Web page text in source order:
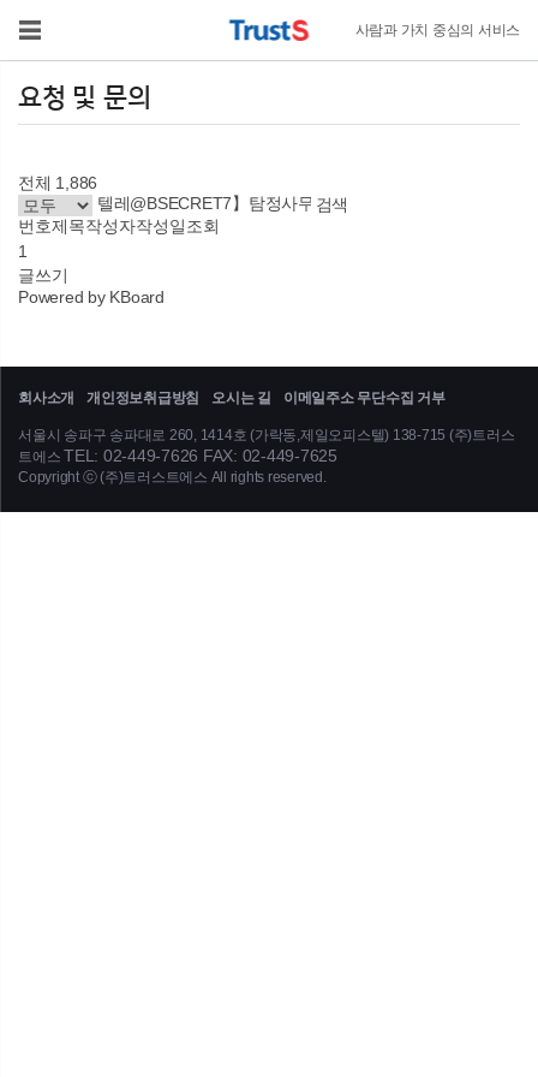
사람과 가치 중심의 서비스
요청 및 문의
전체 1,886
검색
번호제목작성자작성일조회
1
글쓰기
Powered by KBoard
회사소개 개인정보취급방침 오시는 길 이메일주소 무단수집 거부
서울시 송파구 송파대로 260, 1414호 (가락동,제일오피스텔) 138-715 (주)트러스
트에스 TEL: 02-449-7626 FAX: 02-449-7625
Copyright ⓒ (주)트러스트에스 All rights reserved.